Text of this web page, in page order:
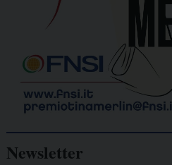
Newsletter